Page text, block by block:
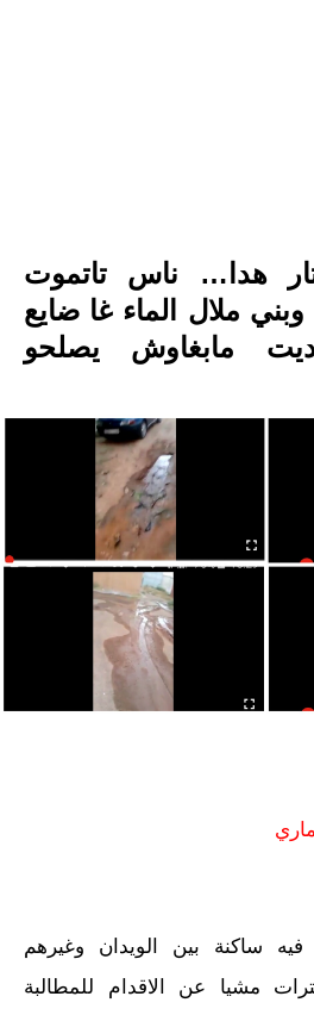
هدا… ناس تاتموت
ملال الماء غا ضايع
مابغاوش يصلحو
ساكنة بين الويدان وغيرهم
مشيا عن الاقدام للمطالبة